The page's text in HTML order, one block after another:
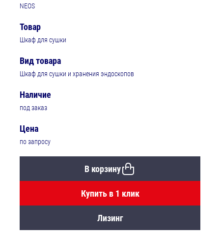
NEOS
Товар
Шкаф для сушки
Вид товара
Шкаф для сушки и хранения эндоскопов
Наличие
под заказ
Цена
по запросу
В корзину
Купить в 1 клик
Лизинг